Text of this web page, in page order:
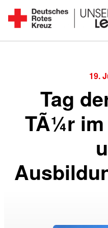
Zum
Inhalt
springen
1892
19.
Tag
TÃ¼r